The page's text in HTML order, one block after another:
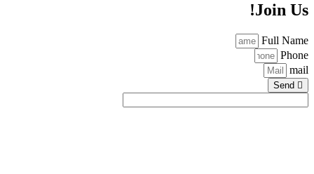
Join Us!
Full Name
Phone
mail
Send